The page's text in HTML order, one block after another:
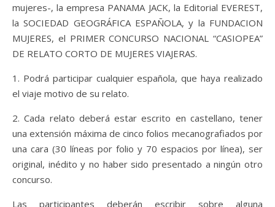
mujeres-, la empresa PANAMA JACK, la Editorial EVEREST,
la SOCIEDAD GEOGRÁFICA ESPAÑOLA, y la FUNDACION
MUJERES, el PRIMER CONCURSO NACIONAL “CASIOPEA”
DE RELATO CORTO DE MUJERES VIAJERAS.
1. Podrá participar cualquier española, que haya realizado
el viaje motivo de su relato.
2. Cada relato deberá estar escrito en castellano, tener
una extensión máxima de cinco folios mecanografiados por
una cara (30 líneas por folio y 70 espacios por línea), ser
original, inédito y no haber sido presentado a ningún otro
concurso.
Las participantes deberán escribir sobre alguna